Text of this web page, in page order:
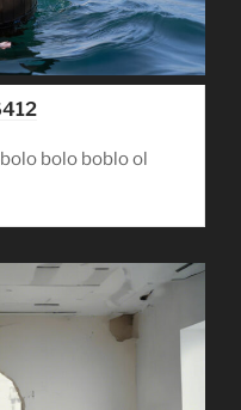
bolo boblo ol